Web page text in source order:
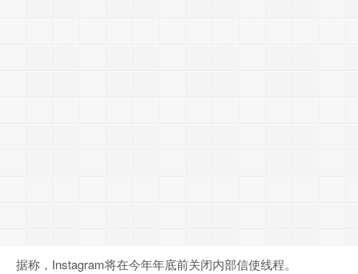
据称，Instagram将在今年年底前关闭内部信使线程。